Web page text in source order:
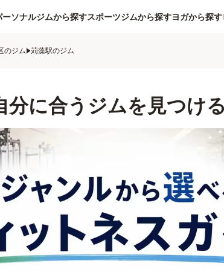
ーソナルジムから探すスポーツジムから探すヨガから探す
のジム 苅藻駅のジム
分に合うジムを見つける